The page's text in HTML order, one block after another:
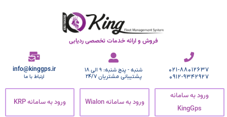
فروش و ارائه خدمات تخصصی ردیابی
021-88012637
0912-9342927
شنبه - پنج شنبه: 9 الی 18
پشتیبانی مشتریان 24/7
info@kinggps.ir
ارتباط با ما
ورود به سامانه
KingGps
ورود به سامانه Wialon ورود به سامانه KRP